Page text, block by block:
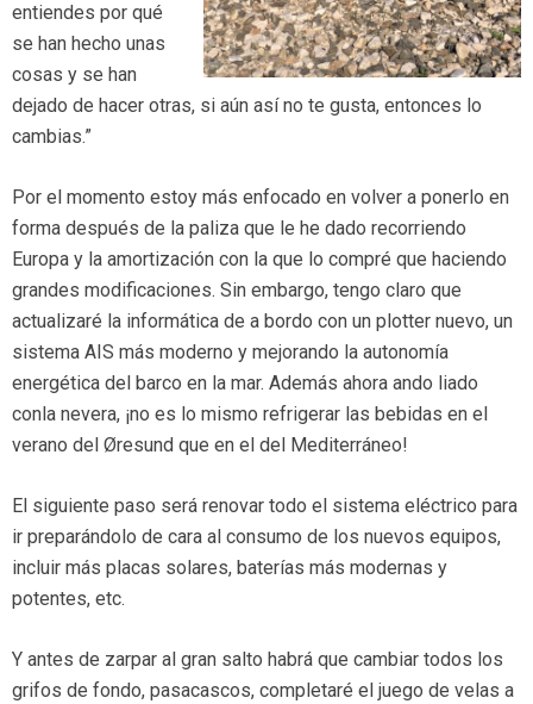
entiendes por qué
se han hecho unas
cosas y se han
dejado de hacer otras, si aún así no te gusta, entonces lo
cambias.”
Por el momento estoy más enfocado en volver a ponerlo en
forma después de la paliza que le he dado recorriendo
Europa y la amortización con la que lo compré que haciendo
grandes modificaciones. Sin embargo, tengo claro que
actualizaré la informática de a bordo con un plotter nuevo, un
sistema AIS más moderno y mejorando la autonomía
energética del barco en la mar. Además ahora ando liado
conla nevera, ¡no es lo mismo refrigerar las bebidas en el
verano del Øresund que en el del Mediterráneo!
El siguiente paso será renovar todo el sistema eléctrico para
ir preparándolo de cara al consumo de los nuevos equipos,
incluir más placas solares, baterías más modernas y
potentes, etc.
Y antes de zarpar al gran salto habrá que cambiar todos los
grifos de fondo, pasacascos, completaré el juego de velas a